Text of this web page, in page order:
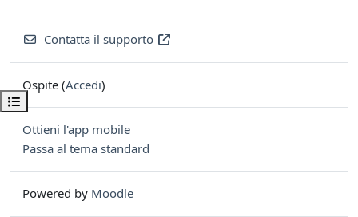
Apri indice del corso
Contatta il supporto
Ospite (Accedi)
Ottieni l'app mobile
Passa al tema standard
Powered by Moodle